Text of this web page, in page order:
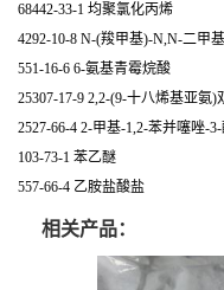
68442-33-1 均聚氯化丙烯
4292-10-8 N-(羧甲基)-N,N-二甲
551-16-6 6-氨基青霉烷酸
25307-17-9 2,2-(9-十八烯基亚氨)
2527-66-4 2-甲基-1,2-苯并噻唑-3-
103-73-1 苯乙醚
557-66-4 乙胺盐酸盐
相关产品：